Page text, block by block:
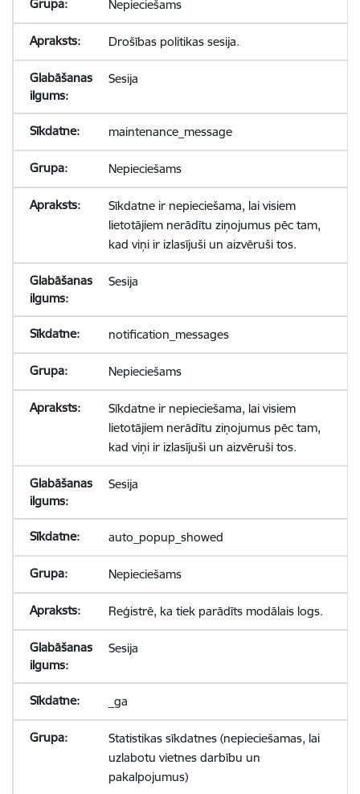
Nepieciešams
Drošības politikas sesija.
Sesija
maintenance_message
Nepieciešams
Sīkdatne ir nepieciešama, lai visiem
lietotājiem nerādītu ziņojumus pēc tam,
kad viņi ir izlasījuši un aizvēruši tos.
Sesija
notification_messages
Nepieciešams
Sīkdatne ir nepieciešama, lai visiem
lietotājiem nerādītu ziņojumus pēc tam,
kad viņi ir izlasījuši un aizvēruši tos.
Sesija
auto_popup_showed
Nepieciešams
Reģistrē, ka tiek parādīts modālais logs.
Sesija
_ga
Statistikas sīkdatnes (nepieciešamas, lai
uzlabotu vietnes darbību un
pakalpojumus)